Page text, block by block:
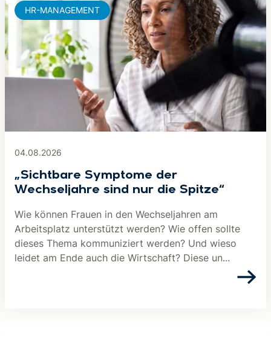
04.08.2026
„Sichtbare Symptome der
Wechseljahre sind nur die Spitze“
Wie können Frauen in den Wechseljahren am
Arbeitsplatz unterstützt werden? Wie offen sollte
dieses Thema kommuniziert werden? Und wieso
leidet am Ende auch die Wirtschaft? Diese un...
HR-MANAGEMENT